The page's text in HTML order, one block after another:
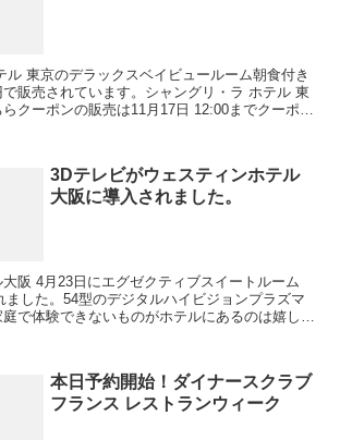
ル 東京のデラックスベイビュールーム朝食付き
販売されています。シャングリ・ラ ホテル 東
クーポンの販売は11月17日 12:00までクーポン
3Dテレビがウェスティンホテル
大阪に導入されました。
阪 4月23日にエグゼクティブスイートルーム
ました。54型のデジタルハイビジョンプラズマ
で体験できないものがホテルにあるのは嬉しい
本日予約開始！ダイナースクラブ
フランス レストランウィーク